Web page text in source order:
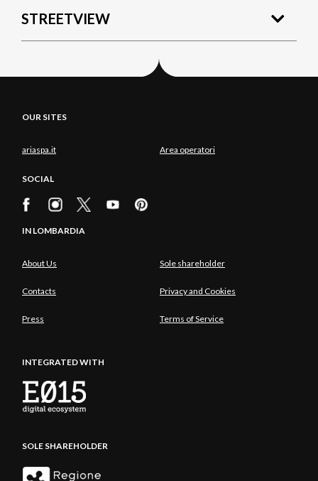
STREETVIEW
OUR SITES
ariaspa.it Area operatori
SOCIAL
IN LOMBARDIA
About Us Sole shareholder
Contacts Privacy and Cookies
Press Terms of Service
INTEGRATED WITH
SOLE SHAREHOLDER